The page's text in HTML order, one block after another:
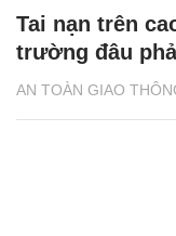
AN TOÀN GIAO
Tai nạn trên
trường đâu